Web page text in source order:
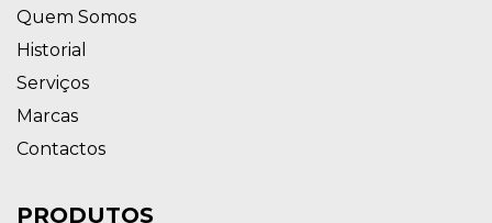
Quem Somos
Historial
Serviços
Marcas
Contactos
PRODUTOS